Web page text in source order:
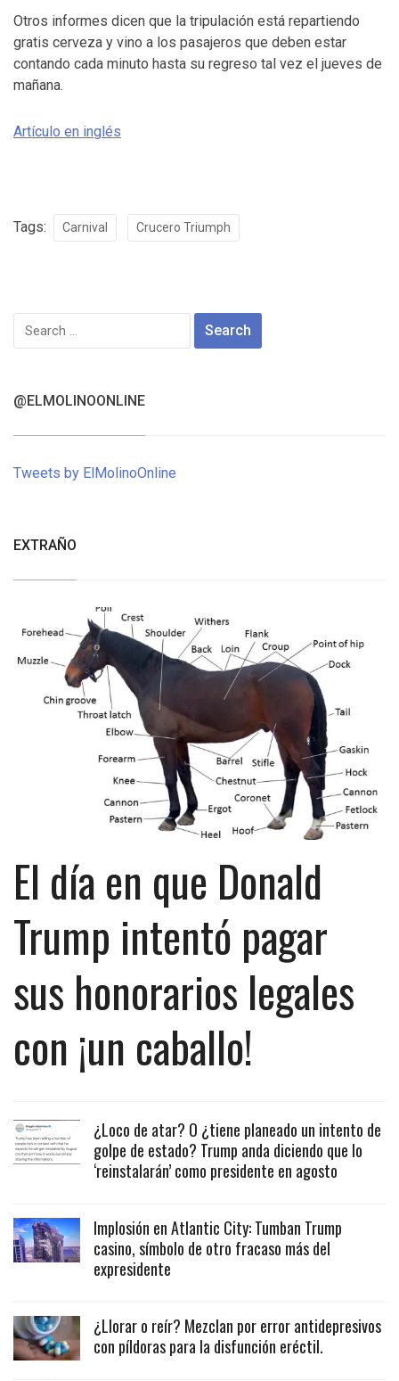
Otros informes dicen que la tripulación está repartiendo
gratis cerveza y vino a los pasajeros que deben estar
contando cada minuto hasta su regreso tal vez el jueves de
mañana.
Artículo en inglés
Tags: Carnival Crucero Triumph
Search
for:
@ELMOLINOONLINE
Tweets by ElMolinoOnline
EXTRAÑO
El día en que Donald
Trump intentó pagar
sus honorarios legales
con ¡un caballo!
¿Loco de atar? O ¿tiene planeado un intento de
golpe de estado? Trump anda diciendo que lo
‘reinstalarán’ como presidente en agosto
Implosión en Atlantic City: Tumban Trump
casino, símbolo de otro fracaso más del
expresidente
¿Llorar o reír? Mezclan por error antidepresivos
con píldoras para la disfunción eréctil.